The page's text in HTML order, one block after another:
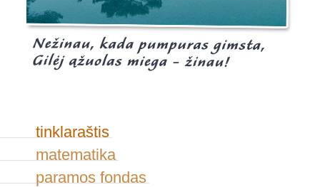
tinklaraštis
matematika
paramos fondas